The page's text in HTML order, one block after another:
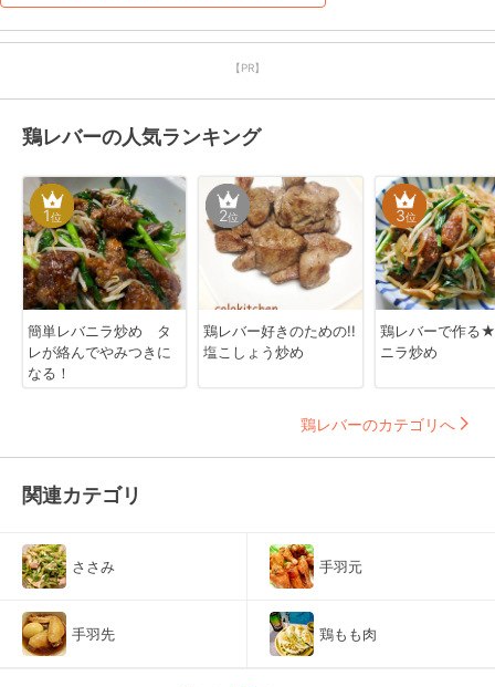
【PR】
鶏レバーの人気ランキング
1位
簡単レバニラ炒め タ
レが絡んでやみつきに
なる！
2位
鶏レバー好きのための!!
塩こしょう炒め
3位
鶏レバーで作る
ニラ炒め
鶏レバーのカテゴリへ
関連カテゴリ
ささみ 手羽元
手羽先 鶏もも肉